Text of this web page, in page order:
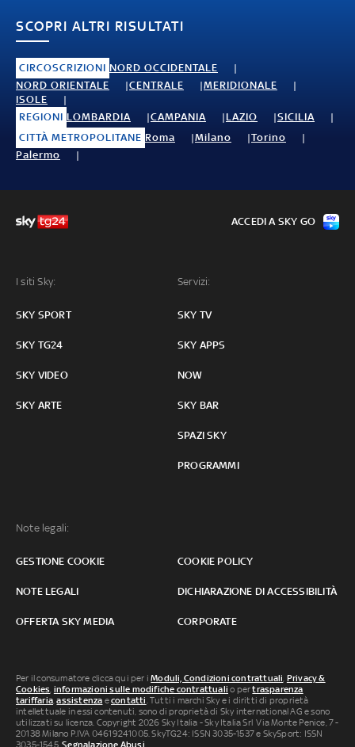
SCOPRI ALTRI RISULTATI
CIRCOSCRIZIONI NORD OCCIDENTALE
NORD ORIENTALE
CENTRALE
MERIDIONALE
ISOLE
REGIONI LOMBARDIA CAMPANIA LAZIO
SICILIA
CITTÀ METROPOLITANE Roma Milano
Torino
Palermo
I siti Sky:
SKY SPORT
SKY TG24
SKY VIDEO
SKY ARTE
Servizi:
SKY TV
SKY APPS
NOW
SKY BAR
SPAZI SKY
PROGRAMMI
Note legali:
GESTIONE COOKIE COOKIE POLICY
NOTE LEGALI DICHIARAZIONE DI ACCESSIBILITÀ
OFFERTA SKY MEDIA CORPORATE
ACCEDI A SKY GO
Per il consumatore clicca qui per iModuli, Condizioni contrattuali, Privacy &
Cookies, informazioni sulle modifiche contrattuali o pertrasparenza
tariffaria,assistenza econtatti. Tutti i marchi Sky e i diritti di proprietà
intellettuale in essi contenuti, sono di proprietà di Sky international AG e sono
utilizzati su licenza. Copyright 2026 Sky Italia - Sky Italia Srl Via Monte Penice, 7 -
20138 Milano P.IVA 04619241005. SkyTG24: ISSN 3035-1537 e SkySport: ISSN
3035-1545.Segnalazione Abusi